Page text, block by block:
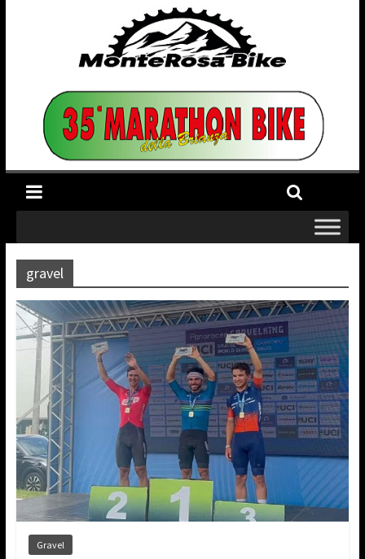
gravel
Gravel